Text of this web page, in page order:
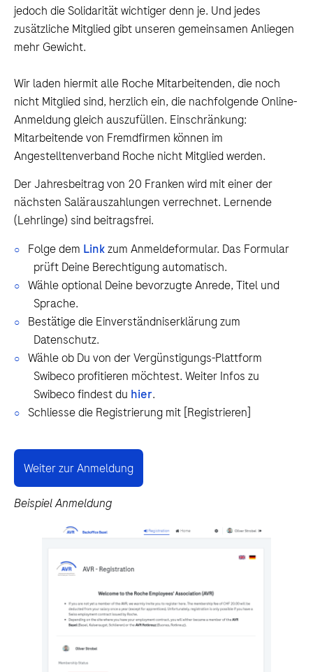
jedoch die Solidarität wichtiger denn je. Und jedes
zusätzliche Mitglied gibt unseren gemeinsamen Anliegen
mehr Gewicht.
Wir laden hiermit alle Roche Mitarbeitenden, die noch
nicht Mitglied sind, herzlich ein, die nachfolgende Online-
Anmeldung gleich auszufüllen. Einschränkung:
Mitarbeitende von Fremdfirmen können im
Angestelltenverband Roche nicht Mitglied werden.
Der Jahresbeitrag von 20 Franken wird mit einer der
nächsten Salärauszahlungen verrechnet. Lernende
(Lehrlinge) sind beitragsfrei.
Folge dem Linkzum Anmeldeformular. Das Formular
prüft Deine Berechtigung automatisch.
Wähle optional Deine bevorzugte Anrede, Titel und
Sprache.
Bestätige die Einverständniserklärung zum
Datenschutz.
Wähle ob Du von der Vergünstigungs-Plattform
Swibeco profitieren möchtest. Weiter Infos zu
Swibeco findest du hier.
Schliesse die Registrierung mit [Registrieren]
Weiter zur Anmeldung
Beispiel Anmeldung